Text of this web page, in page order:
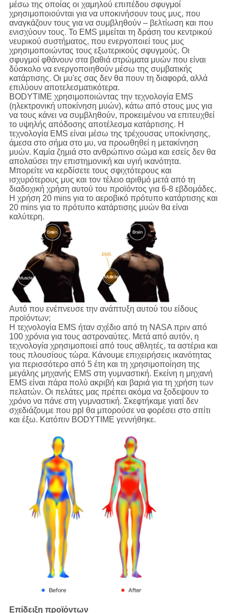
μέσω της οποίας οι χαμηλού επιπέδου σφυγμοί
χρησιμοποιούνται για να υποκινήσουν τους μυς, που
αναγκάζουν τους για να συμβληθούν – βελτίωση και που
ενισχύουν τους. Το EMS μιμείται τη δράση του κεντρικού
νευρικού συστήματος, που ενεργοποιεί τους μυς
χρησιμοποιώντας τους εξωτερικούς σφυγμούς. Οι
σφυγμοί φθάνουν στα βαθιά στρώματα μυών που είναι
δύσκολο να ενεργοποιηθούν μέσω της συμβατικής
κατάρτισης. Οι μυ'ες σας δεν θα πουν τη διαφορά, αλλά
επιλύουν αποτελεσματικότερα.
BODYTIME χρησιμοποιώντας την τεχνολογία EMS
(ηλεκτρονική υποκίνηση μυών), κάτω από στους μυς για
να τους κάνει να συμβληθούν, προκειμένου να επιτευχθεί
το υψηλής απόδοσης αποτέλεσμα κατάρτισης. Η
τεχνολογία EMS είναι μέσω της τρέχουσας υποκίνησης,
άμεσα στο σήμα στο μυ, να προωθηθεί η μετακίνηση
μυών. Καμία ζημιά στο ανθρώπινο σώμα και εσείς δεν θα
απολαύσει την επιστημονική και υγιή ικανότητα.
Μπορείτε να κερδίσετε τους σφιχτότερους και
ισχυρότερους μυς και τον τέλειο αριθμό μετά από τη
διαδοχική χρήση αυτού του προϊόντος για 6-8 εβδομάδες.
Η χρήση 20 mins για το αεροβικό πρότυπο κατάρτισης και
20 mins για το πρότυπο κατάρτισης μυών θα είναι
καλύτερη.
Αυτό που ενέπνευσε την ανάπτυξη αυτού του είδους
προϊόντων;
Η τεχνολογία EMS ήταν σχέδιο από τη NASA πριν από
100 χρόνια για τους αστροναύτες. Μετά από αυτόν, η
τεχνολογία χρησιμοποιεί από τους αθλητές, τα αστέρια και
τους πλουσίους τώρα. Κάνουμε επιχειρήσεις ικανότητας
για περισσότερο από 5 έτη και τη χρησιμοποίηση της
μεγάλης μηχανής EMS στη γυμναστική. Εκείνη η μηχανή
EMS είναι πάρα πολύ ακριβή και βαριά για τη χρήση των
πελατών. Οι πελάτες μας πρέπει ακόμα να ξοδεψουν το
χρόνο να πάνε στη γυμναστική. Σκεφτήκαμε γιατί δεν
σχεδιάζουμε που ppl θα μπορούσε να φορέσει στο σπίτι
και έξω. Κατόπιν BODYTIME γεννήθηκε.
Επίδειξη προϊόντων